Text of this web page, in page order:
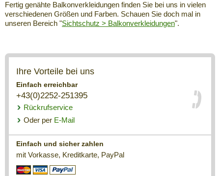
Fertig genähte Balkonverkleidungen finden Sie bei uns in vielen
verschiedenen Größen und Farben. Schauen Sie doch mal in
unseren Bereich "Sichtschutz > Balkonverkleidungen".
Ihre Vorteile bei uns
Einfach erreichbar
+43(0)2252-251395
Rückrufservice
Oder per E-Mail
Einfach und sicher zahlen
mit Vorkasse, Kreditkarte, PayPal